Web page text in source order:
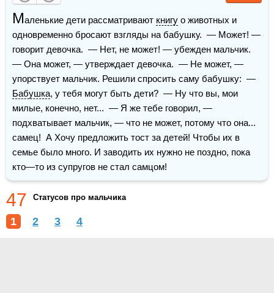
Маленькие дети рассматривают книгу о животных и
одновременно бросают взгляды на бабушку.  — Может! —
говорит девочка.  — Нет, не может! — убежден мальчик.
— Она может, — утверждает девочка.  — Не может, —
Бабушка, у тебя могут быть дети?  — Ну что вы, мои
милые, конечно, нет...  — Я же тебе говорил, —
подхватывает мальчик, — что не может, потому что она...
самец!  А Хочу предложить тост за детей! Чтобы их в
семье было много. И заводить их нужно не поздно, пока
кто—то из супругов не стал самцом!
47 Статусов про мальчика
1 2 3 4